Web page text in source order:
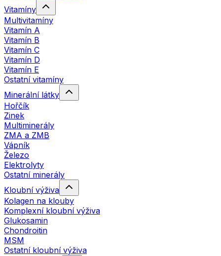
Vitamíny
Multivitamíny
Vitamín A
Vitamín B
Vitamín C
Vitamín D
Vitamín E
Ostatní vitamíny
Minerální látky
Hořčík
Zinek
Multiminerály
ZMA a ZMB
Vápník
Železo
Elektrolyty
Ostatní minerály
Kloubní výživa
Kolagen na klouby
Komplexní kloubní výživa
Glukosamin
Chondroitin
MSM
Ostatní kloubní výživa